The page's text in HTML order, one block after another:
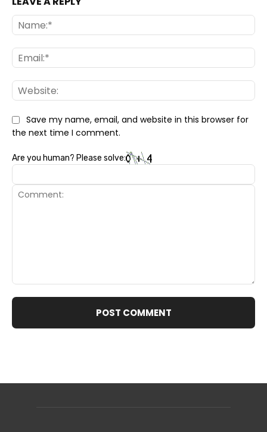
Save my name, email, and website in this browser for
the next time I comment.
Are you human? Please solve: